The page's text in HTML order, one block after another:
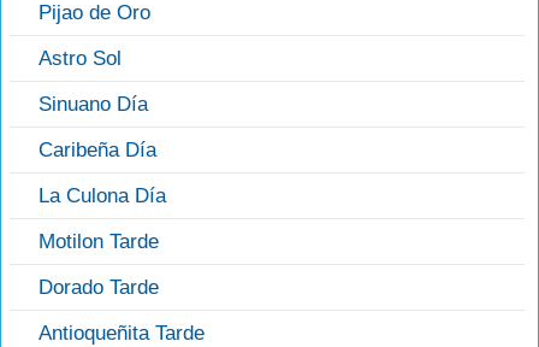
Pijao de Oro
Astro Sol
Sinuano Día
Caribeña Día
La Culona Día
Motilon Tarde
Dorado Tarde
Antioqueñita Tarde